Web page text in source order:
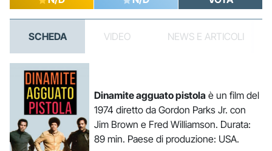
SCHEDA VIDEO NEWS E ARTICOLI
Dinamite agguato pistolaè un film del
1974 diretto da Gordon Parks Jr. con
Jim Brown e Fred Williamson. Durata:
89 min. Paese di produzione: USA.